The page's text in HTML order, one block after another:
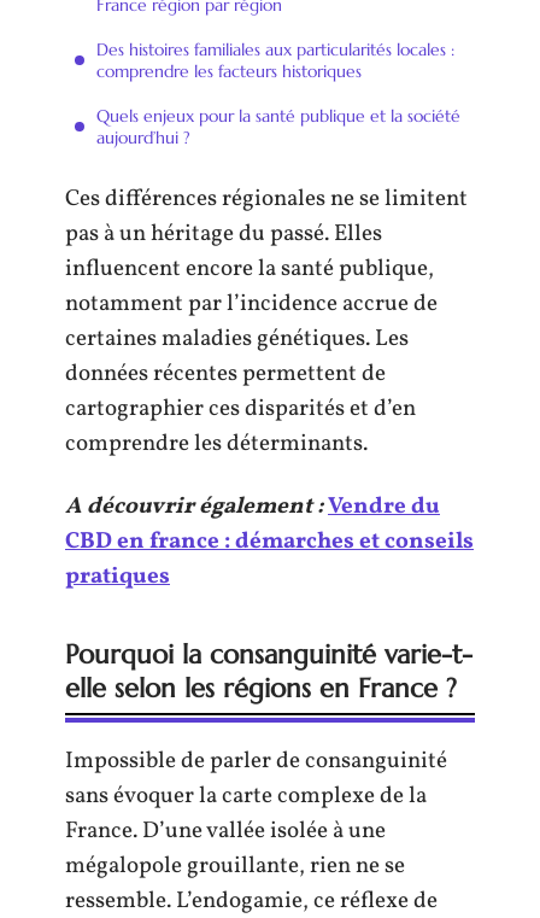
Des histoires familiales aux particularités locales :
comprendre les facteurs historiques
Quels enjeux pour la santé publique et la société
aujourd’hui ?
Ces différences régionales ne se limitent
pas à un héritage du passé. Elles
influencent encore la santé publique,
notamment par l’incidence accrue de
certaines maladies génétiques. Les
données récentes permettent de
cartographier ces disparités et d’en
comprendre les déterminants.
A découvrir également :Vendre du
CBD en france : démarches et conseils
pratiques
Pourquoi la consanguinité varie-t-
elle selon les régions en France ?
Impossible de parler de consanguinité
sans évoquer la carte complexe de la
France. D’une vallée isolée à une
mégalopole grouillante, rien ne se
ressemble. L’endogamie, ce réflexe de